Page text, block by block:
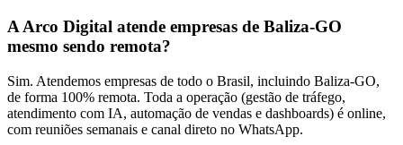
A Arco Digital atende empresas de Baliza-GO
mesmo sendo remota?
Sim. Atendemos empresas de todo o Brasil, incluindo Baliza-GO,
de forma 100% remota. Toda a operação (gestão de tráfego,
atendimento com IA, automação de vendas e dashboards) é online,
com reuniões semanais e canal direto no WhatsApp.